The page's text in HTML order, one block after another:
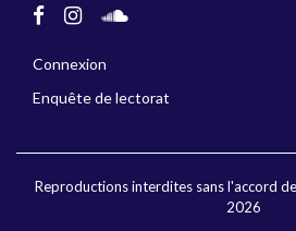
Connexion
Enquête de lectorat
Reproductions interdites sans l'accord
2026